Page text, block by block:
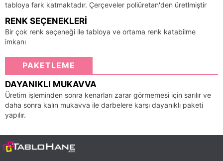
tabloya fark katmaktadır. Çerçeveler poliüretan'den üretlmiştir
RENK SEÇENEKLERI
Bir çok renk seçeneği ile tabloya ve ortama renk katabilme
imkanı
PAKETLEME
DAYANIKLI MUKAVVA
Üretim işleminden sonra kenarları zarar görmemesi için sarılır ve
daha sonra kalın mukavva ile darbelere karşı dayanıklı paketi
yapılır.